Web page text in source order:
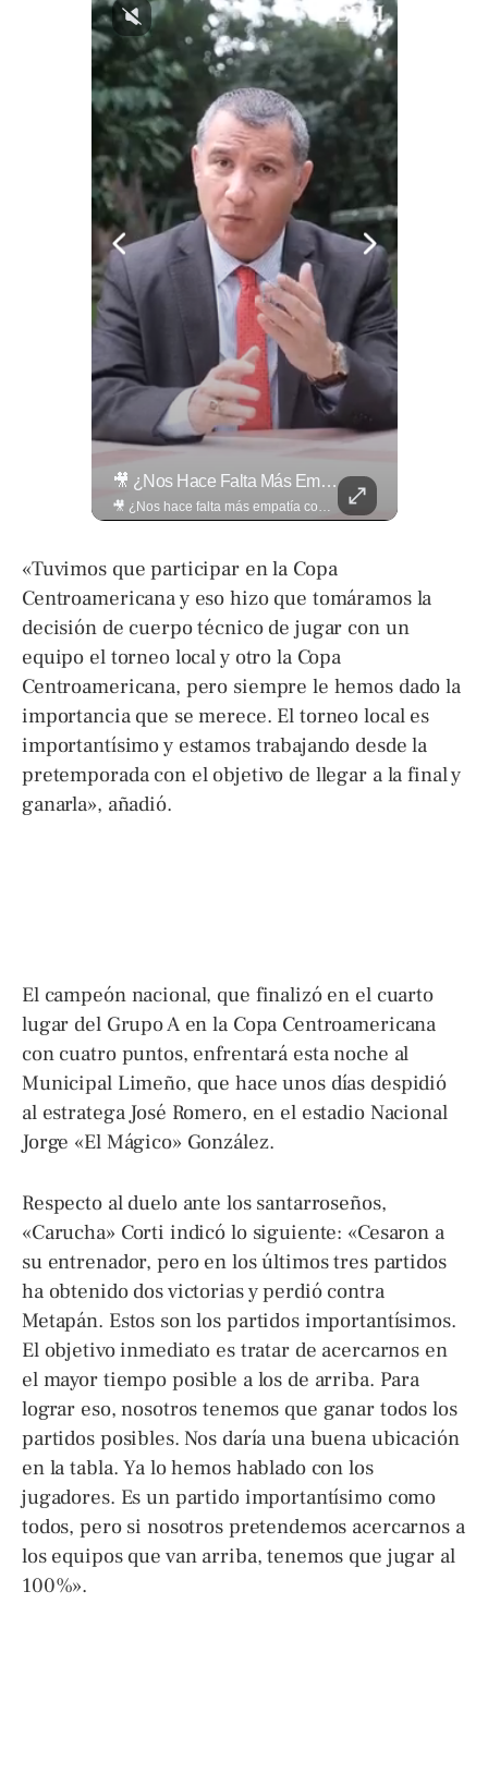
🎥 ¿Nos Hace Falta Más Empatía Como Sociedad?
🎥 ¿Nos hace falta más empatía como sociedad? El abogado Jaime Ramírez Ortega comparte una reflexión sobre la importancia de ser más empáticos con quienes atraviesan momentos difíciles y cómo pequeñas acciones pueden marcar una gran diferencia en la vida de otras personas. Lee más ➡️ eldiariodehoy.com
«Tuvimos que participar en la Copa
Centroamericana y eso hizo que tomáramos la
decisión de cuerpo técnico de jugar con un
equipo el torneo local y otro la Copa
Centroamericana, pero siempre le hemos dado la
importancia que se merece. El torneo local es
importantísimo y estamos trabajando desde la
pretemporada con el objetivo de llegar a la final y
ganarla», añadió.
El campeón nacional, que finalizó en el cuarto
lugar del Grupo A en la Copa Centroamericana
con cuatro puntos, enfrentará esta noche al
Municipal Limeño, que hace unos días despidió
al estratega José Romero, en el estadio Nacional
Jorge «El Mágico» González.
Respecto al duelo ante los santarroseños,
«Carucha» Corti indicó lo siguiente: «Cesaron a
su entrenador, pero en los últimos tres partidos
ha obtenido dos victorias y perdió contra
Metapán. Estos son los partidos importantísimos.
El objetivo inmediato es tratar de acercarnos en
el mayor tiempo posible a los de arriba. Para
lograr eso, nosotros tenemos que ganar todos los
partidos posibles. Nos daría una buena ubicación
en la tabla. Ya lo hemos hablado con los
jugadores. Es un partido importantísimo como
todos, pero si nosotros pretendemos acercarnos a
los equipos que van arriba, tenemos que jugar al
100%».